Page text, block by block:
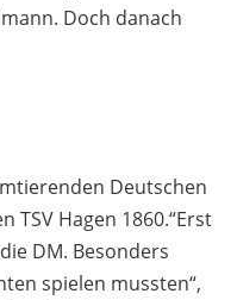
Doch danach
Deutschen
TSV Hagen 1860.“Erst
DM. Besonders
spielen mussten“,